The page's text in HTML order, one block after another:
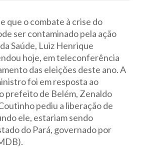
que o combate à crise do
ser contaminado pela ação
Saúde, Luiz Henrique
hoje, em teleconferência
das eleições deste ano. A
foi em resposta ao
prefeito de Belém, Zenaldo
pediu a liberação de
ele, estariam sendo
do Pará, governado por